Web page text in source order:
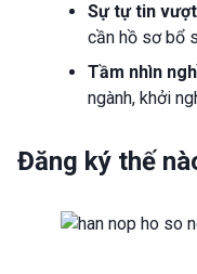
Sự tự tin
cần hồ sơ bổ
Tầm nhìn
ngành, khởi
Đăng ký thế